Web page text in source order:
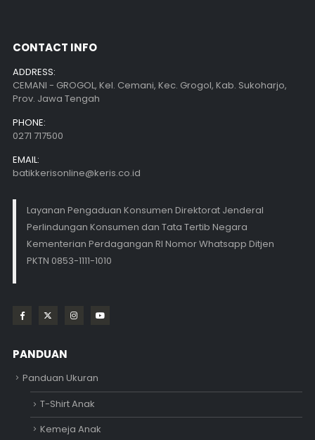
CONTACT INFO
ADDRESS:
CEMANI - GROGOL, Kel. Cemani, Kec. Grogol, Kab. Sukoharjo,
Prov. Jawa Tengah
PHONE:
0271 717500
EMAIL:
batikkerisonline@keris.co.id
Layanan Pengaduan Konsumen Direktorat Jenderal
Perlindungan Konsumen dan Tata Tertib Negara
Kementerian Perdagangan RI Nomor Whatsapp Ditjen
PKTN 0853-1111-1010
PANDUAN
Panduan Ukuran
T-Shirt Anak
Kemeja Anak